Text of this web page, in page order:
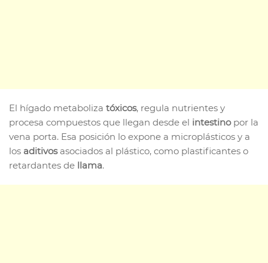
El hígado metaboliza tóxicos, regula nutrientes y
procesa compuestos que llegan desde el intestinopor la
vena porta. Esa posición lo expone a microplásticos y a
los aditivosasociados al plástico, como plastificantes o
retardantes de llama.